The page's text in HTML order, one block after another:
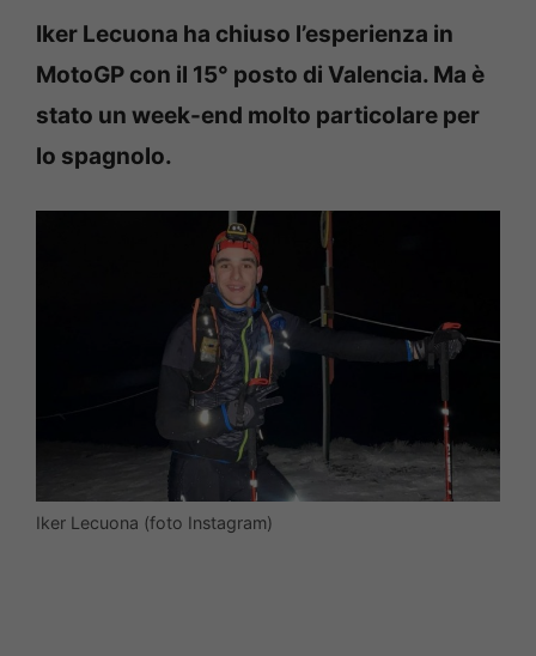
Iker Lecuona ha chiuso l’esperienza in
MotoGP con il 15° posto di Valencia. Ma è
stato un week-end molto particolare per
lo spagnolo.
Iker Lecuona (foto Instagram)